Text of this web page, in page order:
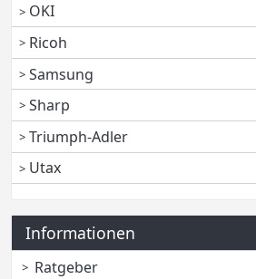
OKI
Ricoh
Samsung
Sharp
Triumph-Adler
Utax
Informationen
Ratgeber